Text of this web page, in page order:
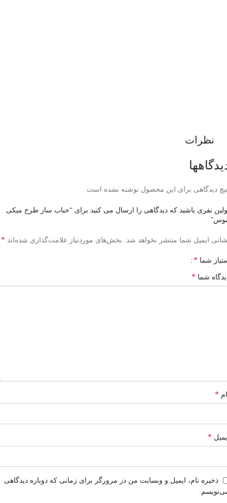
نظرات
دیدگاهی برای این محصول نوشته نشده است.
نفری باشید که دیدگاهی را ارسال می کنید برای “حباب ساز طرح میکی
ایمیل شما منتشر نخواهد شد. بخش‌های موردنیاز علامت‌گذاری شده‌اند *
شما *
شما *
*
*
ذخیره نام، ایمیل و وبسایت من در مرورگر برای زمانی که دوباره دیدگاهی